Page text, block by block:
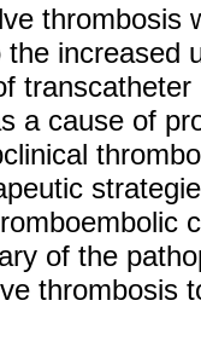
thrombosis
the increased
a cause of
of the
thrombosis